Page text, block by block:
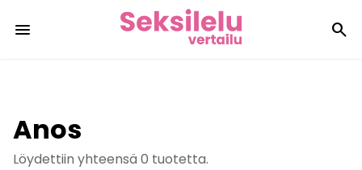
menu search
Anos
Löydettiin yhteensä 0 tuotetta.